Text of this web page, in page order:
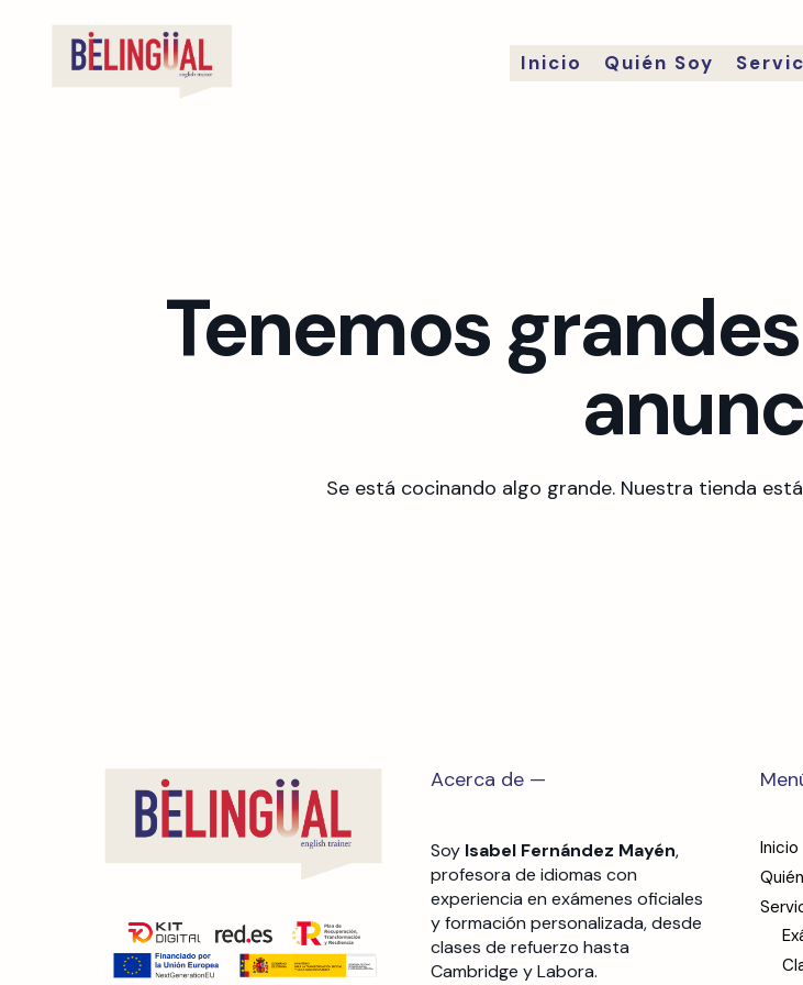
Inicio Quién Soy
Tenemos
Se está cocinando algo grande. Nuestra tienda
Acerca de —
Soy Isabel Fernández Mayén,
profesora de idiomas con
experiencia en exámenes oficiales
y formación personalizada, desde
clases de refuerzo hasta
Cambridge y Labora.
Inicio